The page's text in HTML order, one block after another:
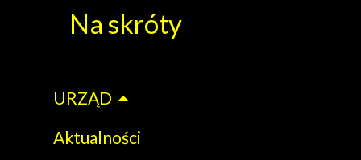
Na skróty
URZĄD
Aktualności